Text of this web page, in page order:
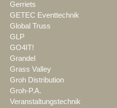
Gerriets
GETEC Eventtechnik
Global Truss
GLP
GO4IT!
Grandel
Grass Valley
Groh Distribution
Groh-P.A.
Veranstaltungstechnik